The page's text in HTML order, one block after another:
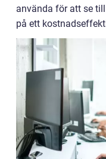
använda för att se
på ett